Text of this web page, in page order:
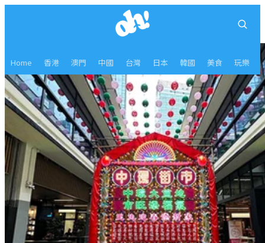
Home 香港 澳門 中國 台灣 日本 韓國 美食 玩樂